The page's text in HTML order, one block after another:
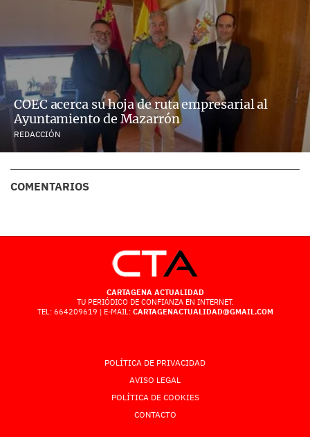
COEC acerca su hoja de ruta empresarial al
Ayuntamiento de Mazarrón
REDACCIÓN
COMENTARIOS
CARTAGENA ACTUALIDAD
TU PERIÓDICO DE CONFIANZA EN INTERNET.
TEL: 664209619 | E-MAIL: CARTAGENACTUALIDAD@GMAIL.COM
POLÍTICA DE PRIVACIDAD
AVISO LEGAL
POLÍTICA DE COOKIES
CONTACTO